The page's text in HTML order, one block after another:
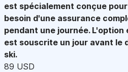
est spécialement conçue
besoin d'une assurance
pendant une journée.
est souscrite un jour avant le
ski.
89 USD